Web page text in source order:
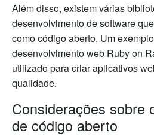
Além disso, existem várias
desenvolvimento de software
como código aberto. Um
desenvolvimento web Ruby on
utilizado para criar aplicativos
qualidade.
Considerações sobre
de código aberto